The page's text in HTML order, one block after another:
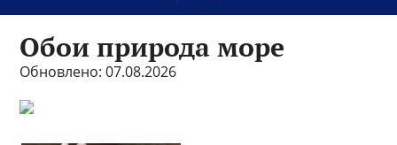
Обои природа море
Обновлено: 07.08.2026